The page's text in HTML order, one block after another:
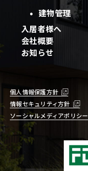
建物管理
入居者様へ
会社概要
お知らせ
個人情報保護方針
ソーシャルメディアポリシー
情報セキュリティ方針